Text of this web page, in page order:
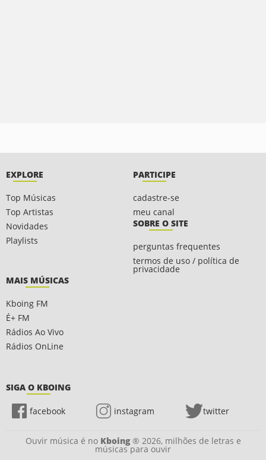
EXPLORE
Top Músicas
Top Artistas
Novidades
Playlists
PARTICIPE
cadastre-se
meu canal
SOBRE O SITE
perguntas frequentes
termos de uso / política de
privacidade
MAIS MÚSICAS
Kboing FM
É+ FM
Rádios Ao Vivo
Rádios OnLine
SIGA O KBOING
facebook instagram twitter
Ouvir música é no Kboing® 2026, milhões de letras e
músicas para ouvir